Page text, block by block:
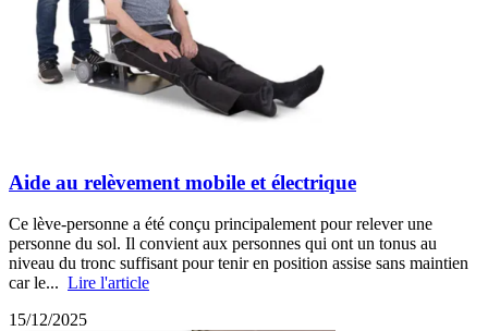
Aide au relèvement mobile et électrique
Ce lève-personne a été conçu principalement pour relever une
personne du sol. Il convient aux personnes qui ont un tonus au
niveau du tronc suffisant pour tenir en position assise sans maintien
car le... Lire l'article
15/12/2025